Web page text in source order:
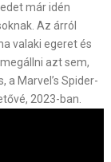
már idén
Az árról
valaki egeret és
azt sem,
a Marvel’s Spider-
2023-ban.